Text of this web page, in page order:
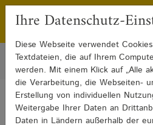
Sie sind hier:
Blog
Weiterbildung und Beruf
Ihre Datenschutz-
Diese Webseite verwendet
Textdateien, die auf Ihrem
werden. Mit einem Klick auf „Alle
die Verarbeitung, die Webseiten-
Erstellung von individuellen
Weitergabe Ihrer Daten an
Daten in Ländern außerhalb der